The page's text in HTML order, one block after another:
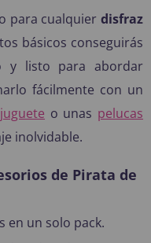
para cualquier disfraz
básicos conseguirás
y listo para abordar
fácilmente con un
o unas pelucas
inolvidable.
de Pirata de
en un solo pack.